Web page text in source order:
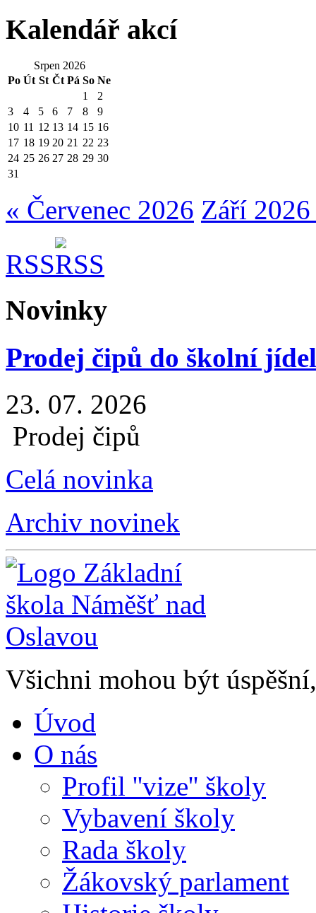
Kalendář akcí
Srpen 2026
Po Út St Čt Pá So Ne
1
2
3
4 5 6 7 8
9
10 11 12 13 14 15 16
17 18 19 20 21 22 23
24 25 26 27 28 29 30
31
« Červenec 2026 Září
RSS
Novinky
Prodej čipů do školní
23. 07. 2026
Prodej čipů
Celá novinka
Archiv novinek
Všichni mohou být
Úvod
O nás
Profil ''vize'' školy
Vybavení školy
Rada školy
Žákovský parlament